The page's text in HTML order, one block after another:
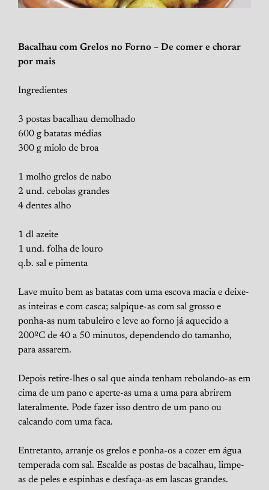
Bacalhau com Grelos no Forno – De comer e chorar
por mais
Ingredientes
3 postas bacalhau demolhado
600 g batatas médias
300 g miolo de broa
1 molho grelos de nabo
2 und. cebolas grandes
4 dentes alho
1 dl azeite
1 und. folha de louro
q.b. sal e pimenta
Lave muito bem as batatas com uma escova macia e deixe-
as inteiras e com casca; salpique-as com sal grosso e
ponha-as num tabuleiro e leve ao forno já aquecido a
200ºC de 40 a 50 minutos, dependendo do tamanho,
para assarem.
Depois retire-lhes o sal que ainda tenham rebolando-as em
cima de um pano e aperte-as uma a uma para abrirem
lateralmente. Pode fazer isso dentro de um pano ou
calcando com uma faca.
Entretanto, arranje os grelos e ponha-os a cozer em água
temperada com sal. Escalde as postas de bacalhau, limpe-
as de peles e espinhas e desfaça-as em lascas grandes.